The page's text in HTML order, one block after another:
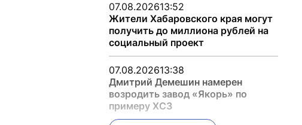
07.08.202613:52
Жители Хабаровского края могут
получить до миллиона рублей на
социальный проект
07.08.202613:38
Дмитрий Демешин намерен
возродить завод «Якорь» по
примеру ХСЗ